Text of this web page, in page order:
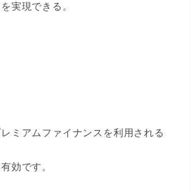
実現できる。
ミアムファイナンスを利用される
効です。